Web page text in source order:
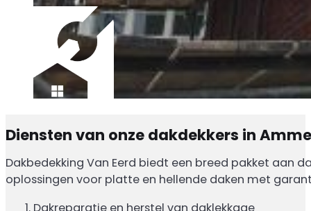
Diensten van onze dakdekkers in
Dakbedekking Van Eerd biedt een breed pakket aan
oplossingen voor platte en hellende daken met
Dakreparatie en herstel van daklekkage